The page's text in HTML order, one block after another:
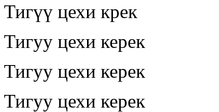
Тигүү цехи крек
Тигуу цехи керек
Тигуу цехи керек
Тигуу цехи керек